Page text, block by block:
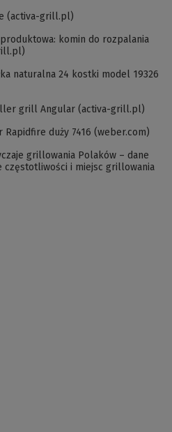
(activa-grill.pl)
komin do rozpalania
naturalna 24 kostki model 19326
grill Angular (activa-grill.pl)
duży 7416 (weber.com)
grillowania Polaków – dane
częstotliwości i miejsc grillowania